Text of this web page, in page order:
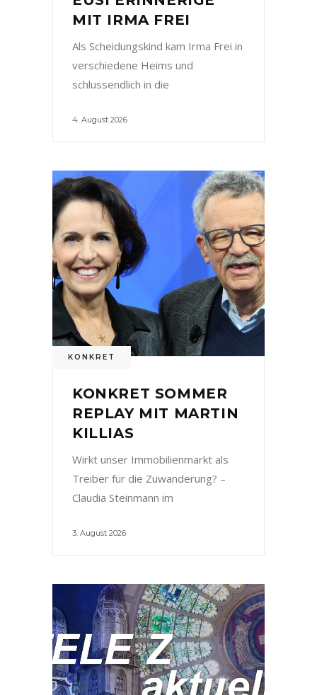
MIT IRMA FREI
Als Scheidungskind kam Irma Frei in
verschiedene Heims und
schlussendlich in die
4. August 2026
KONKRET
KONKRET SOMMER
REPLAY MIT MARTIN
KILLIAS
Wirkt unser Immobilienmarkt als
Treiber für die Zuwanderung? –
Claudia Steinmann im
3. August 2026